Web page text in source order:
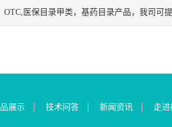
OTC,医保目录甲类，基药目录产品，我司可
展示 技术问答 新闻资讯 走进